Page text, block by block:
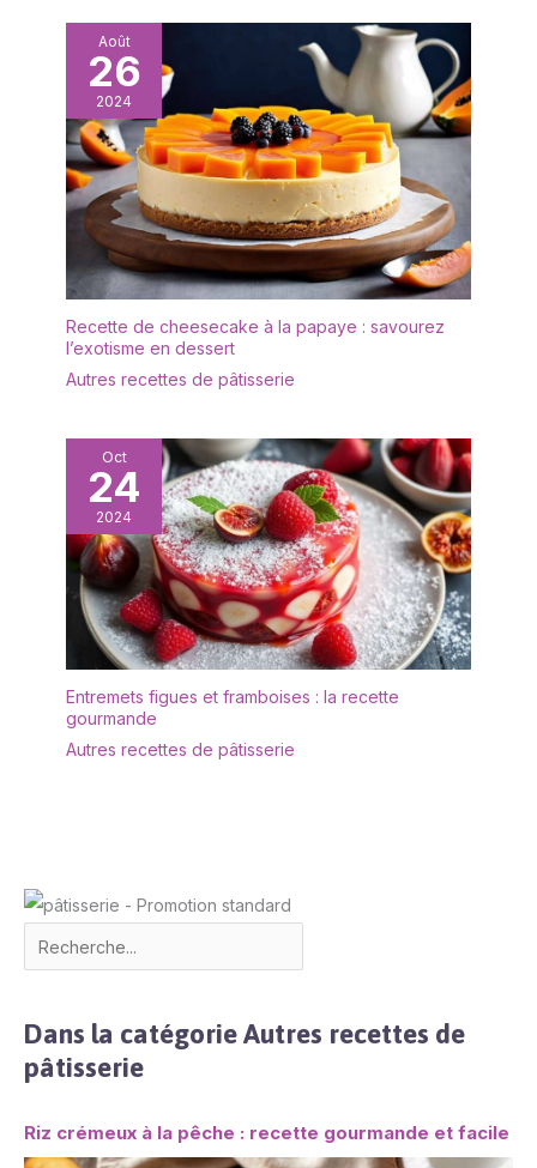
- Marque : Marrakesch
Orient & Mediterran
Août
26
2024
Recette de cheesecake à la papaye : savourez
l’exotisme en dessert
Autres recettes de pâtisserie
Oct
24
2024
Entremets figues et framboises : la recette
gourmande
Autres recettes de pâtisserie
Dans la catégorie Autres recettes de
pâtisserie
Riz crémeux à la pêche : recette gourmande et facile